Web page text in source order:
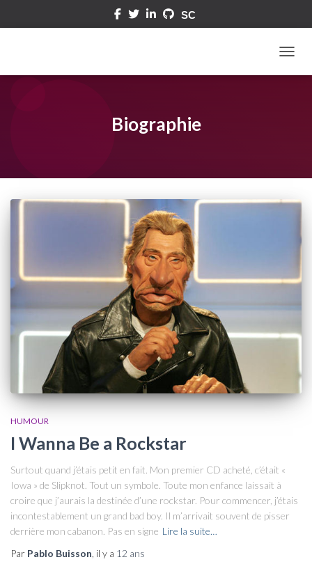
Biographie
HUMOUR
I Wanna Be a Rockstar
Surtout quand j’étais petit en fait. Mon premier CD acheté, c’était «
Iowa » de Slipknot. Tout un symbole. Toute mon enfance laissait à
croire que j’aurais la destinée d’une rockstar. Pour commencer, j’étais
incontestablement un grand bad boy. Il m’arrivait souvent de pisser
derrière mon cabanon. Pas en signe Lire la suite…
Par Pablo Buisson , il y a 12 ans